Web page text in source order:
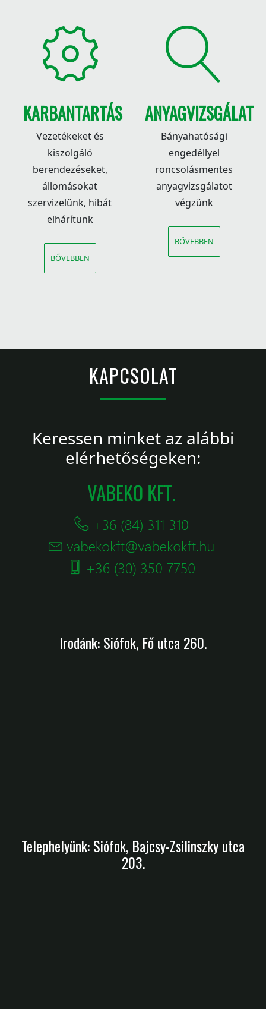
KARBANTARTÁS
Vezetékeket és
kiszolgáló
berendezéseket,
állomásokat
szervizelünk, hibát
elhárítunk
BŐVEBBEN
ANYAGVIZSGÁLAT
Bányahatósági
engedéllyel
roncsolásmentes
anyagvizsgálatot
végzünk
BŐVEBBEN
KAPCSOLAT
Keressen minket az alábbi
elérhetőségeken:
Irodánk: Siófok, Fő utca 260.
Telephelyünk: Siófok, Bajcsy-Zsilinszky utca
203.